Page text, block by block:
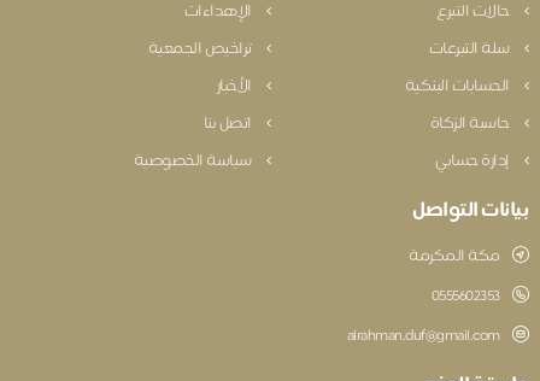
التبرع
الإهداءات
التبرعات
تراخيص الجمعية
البنكية
الأخبار
الزكاة
اتصل بنا
حسابي
سياسة الخصوصية
التواصل
مكة المكرمة
‎0555602353
alrahman.duf@gmail.com